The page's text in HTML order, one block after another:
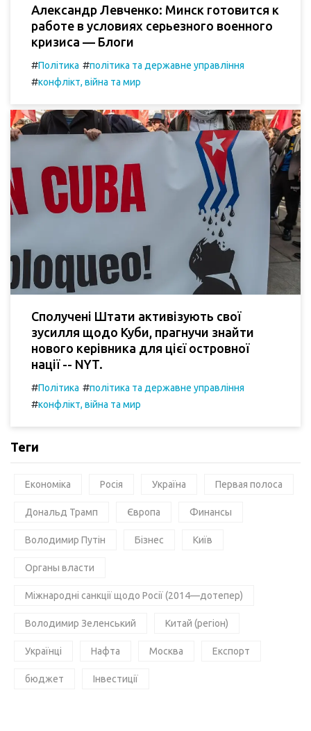
Александр Левченко: Минск готовится к
работе в условиях серьезного военного
кризиса — Блоги
#Політика #політика та державне управління
#конфлікт, війна та мир
Сполучені Штати активізують свої
зусилля щодо Куби, прагнучи знайти
нового керівника для цієї островної
нації -- NYT.
#Політика #політика та державне управління
#конфлікт, війна та мир
Теги
Економіка Росія Україна Первая полоса
Дональд Трамп Європа Финансы
Володимир Путін Бізнес Київ
Органы власти
Міжнародні санкції щодо Росії (2014—дотепер)
Володимир Зеленський Китай (регіон)
Українці Нафта Москва Експорт
бюджет Інвестиції